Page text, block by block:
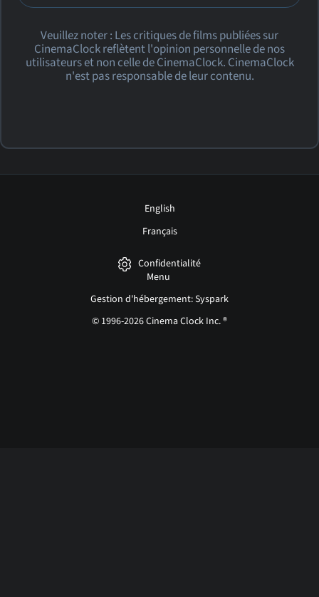
Veuillez noter : Les critiques de films publiées sur
CinemaClock reflètent l'opinion personnelle de nos
utilisateurs et non celle de CinemaClock. CinemaClock
n'est pas responsable de leur contenu.
English
Français
Confidentialité
Menu
Gestion d'hébergement: Syspark
© 1996-2026 Cinema Clock Inc. ®